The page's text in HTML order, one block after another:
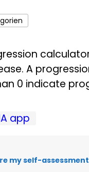
A
0 indicate
app
my self-